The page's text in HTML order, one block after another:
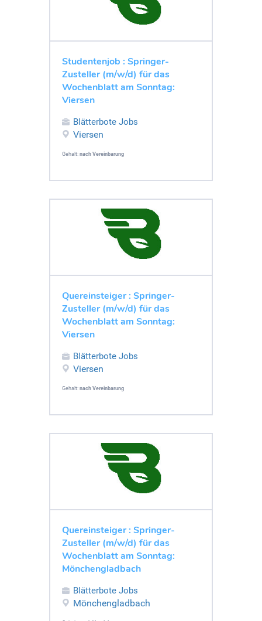
Studentenjob : Springer-
Zusteller (m/w/d) für das
Wochenblatt am Sonntag:
Viersen
Blätterbote Jobs
Viersen
Gehalt: nach Vereinbarung
Quereinsteiger : Springer-
Zusteller (m/w/d) für das
Wochenblatt am Sonntag:
Viersen
Blätterbote Jobs
Viersen
Gehalt: nach Vereinbarung
Quereinsteiger : Springer-
Zusteller (m/w/d) für das
Wochenblatt am Sonntag:
Mönchengladbach
Blätterbote Jobs
Mönchengladbach